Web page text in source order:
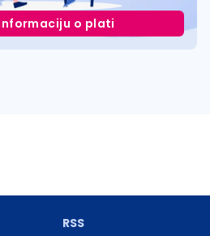
o plati
RSS